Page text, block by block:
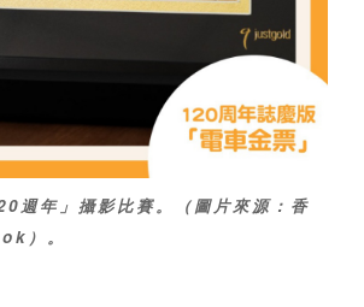
週年」攝影比賽。（圖片來源：香
）。